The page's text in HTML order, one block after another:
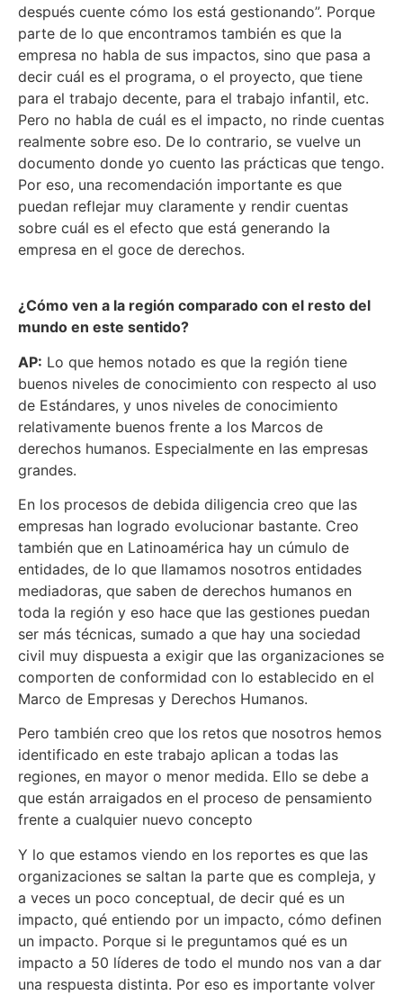
después cuente cómo los está gestionando”. Porque
parte de lo que encontramos también es que la
empresa no habla de sus impactos, sino que pasa a
decir cuál es el programa, o el proyecto, que tiene
para el trabajo decente, para el trabajo infantil, etc.
Pero no habla de cuál es el impacto, no rinde cuentas
realmente sobre eso. De lo contrario, se vuelve un
documento donde yo cuento las prácticas que tengo.
Por eso, una recomendación importante es que
puedan reflejar muy claramente y rendir cuentas
sobre cuál es el efecto que está generando la
empresa en el goce de derechos.
¿Cómo ven a la región comparado con el resto del
mundo en este sentido?
AP: Lo que hemos notado es que la región tiene
buenos niveles de conocimiento con respecto al uso
de Estándares, y unos niveles de conocimiento
relativamente buenos frente a los Marcos de
derechos humanos. Especialmente en las empresas
grandes.
En los procesos de debida diligencia creo que las
empresas han logrado evolucionar bastante. Creo
también que en Latinoamérica hay un cúmulo de
entidades, de lo que llamamos nosotros entidades
mediadoras, que saben de derechos humanos en
toda la región y eso hace que las gestiones puedan
ser más técnicas, sumado a que hay una sociedad
civil muy dispuesta a exigir que las organizaciones se
comporten de conformidad con lo establecido en el
Marco de Empresas y Derechos Humanos.
Pero también creo que los retos que nosotros hemos
identificado en este trabajo aplican a todas las
regiones, en mayor o menor medida. Ello se debe a
que están arraigados en el proceso de pensamiento
frente a cualquier nuevo concepto
Y lo que estamos viendo en los reportes es que las
organizaciones se saltan la parte que es compleja, y
a veces un poco conceptual, de decir qué es un
impacto, qué entiendo por un impacto, cómo definen
un impacto. Porque si le preguntamos qué es un
impacto a 50 líderes de todo el mundo nos van a dar
una respuesta distinta. Por eso es importante volver